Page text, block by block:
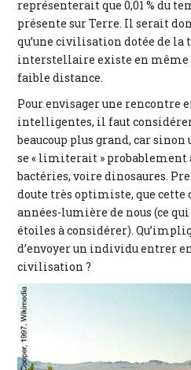
représenterait que 0,01 % du
présente sur Terre. Il serait
qu’une civilisation dotée de la
interstellaire existe en même
faible distance.
Pour envisager une rencontre
intelligentes, il faut
beaucoup plus grand, car
se « limiterait » probablement
bactéries, voire dinosaures.
doute très optimiste, que cette
années-lumière de nous (ce
étoiles à considérer).
d’envoyer un individu entrer
civilisation ?